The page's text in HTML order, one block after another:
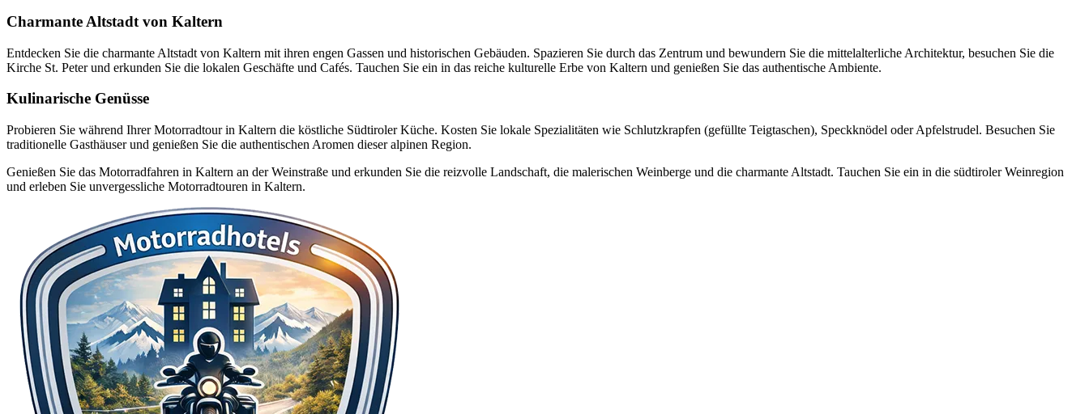
Charmante Altstadt von Kaltern
Entdecken Sie die charmante Altstadt von Kaltern mit ihren engen Gassen und historischen Gebäuden. Spazieren Sie durch das Zentrum und bewundern Sie die mittelalterliche Architektur, besuchen Sie die
Kirche St. Peter und erkunden Sie die lokalen Geschäfte und Cafés. Tauchen Sie ein in das reiche kulturelle Erbe von Kaltern und genießen Sie das authentische Ambiente.
Kulinarische Genüsse
Probieren Sie während Ihrer Motorradtour in Kaltern die köstliche Südtiroler Küche. Kosten Sie lokale Spezialitäten wie Schlutzkrapfen (gefüllte Teigtaschen), Speckknödel oder Apfelstrudel. Besuchen Sie
traditionelle Gasthäuser und genießen Sie die authentischen Aromen dieser alpinen Region.
Genießen Sie das Motorradfahren in Kaltern an der Weinstraße und erkunden Sie die reizvolle Landschaft, die malerischen Weinberge und die charmante Altstadt. Tauchen Sie ein in die südtiroler Weinregion
und erleben Sie unvergessliche Motorradtouren in Kaltern.